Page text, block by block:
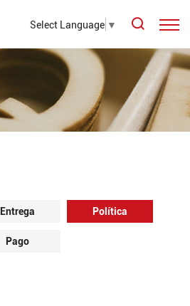
Select Language ▼
Entrega Política
Pago